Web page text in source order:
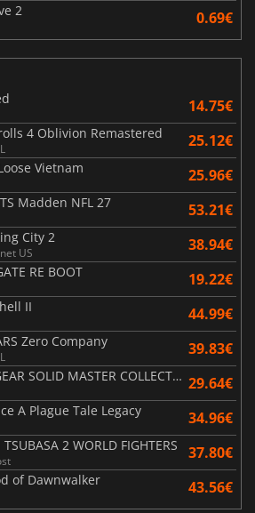
2 0.69€
14.75€
4 Oblivion Remastered 25.12€
Vietnam 25.96€
Madden NFL 27 53.21€
City 2
US 38.94€
RE BOOT 19.22€
II 44.99€
Zero Company 39.83€
METAL GEAR SOLID MASTER COLLECTION Vol.2 29.64€
A Plague Tale Legacy 34.96€
TSUBASA 2 WORLD FIGHTERS 37.80€
of Dawnwalker 43.56€